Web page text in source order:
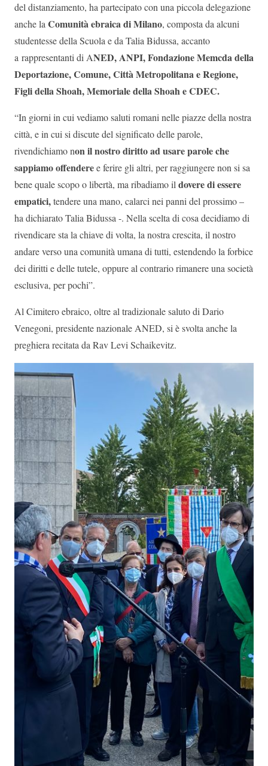
del distanziamento, ha partecipato con una piccola delegazione
anche laComunità ebraica di Milano, composta da alcuni
studentesse della Scuola e da Talia Bidussa, accanto
a rappresentanti di ANED, ANPI, Fondazione Memcda della
Deportazione, Comune, Città Metropolitana e Regione,
Figli della Shoah, Memoriale della Shoah e CDEC.
“In giorni in cui vediamo saluti romani nelle piazze della nostra
città, e in cui si discute del significato delle parole,
rivendichiamo non il nostro diritto ad usare parole che
sappiamo offenderee ferire gli altri, per raggiungere non si sa
bene quale scopo o libertà, ma ribadiamo ildovere di essere
empatici,tendere una mano, calarci nei panni del prossimo –
ha dichiarato Talia Bidussa -. Nella scelta di cosa decidiamo di
rivendicare sta la chiave di volta, la nostra crescita, il nostro
andare verso una comunità umana di tutti, estendendo la forbice
dei diritti e delle tutele, oppure al contrario rimanere una società
esclusiva, per pochi”.
Al Cimitero ebraico, oltre al tradizionale saluto di Dario
Venegoni, presidente nazionale ANED, si è svolta anche la
preghiera recitata da Rav Levi Schaikevitz.